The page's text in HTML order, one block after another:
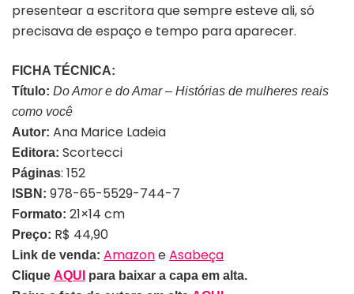
presentear a escritora que sempre esteve ali, só
precisava de espaço e tempo para aparecer.
FICHA TÉCNICA:
Título: Do Amor e do Amar – Histórias de mulheres reais
como você
Autor: Ana Marice Ladeia
Editora: Scortecci
Páginas: 152
ISBN: 978-65-5529-744-7
Formato: 21×14 cm
Preço: R$ 44,90
Link de venda: AmazoneAsabeça
Clique AQUI para baixar a capa em alta.